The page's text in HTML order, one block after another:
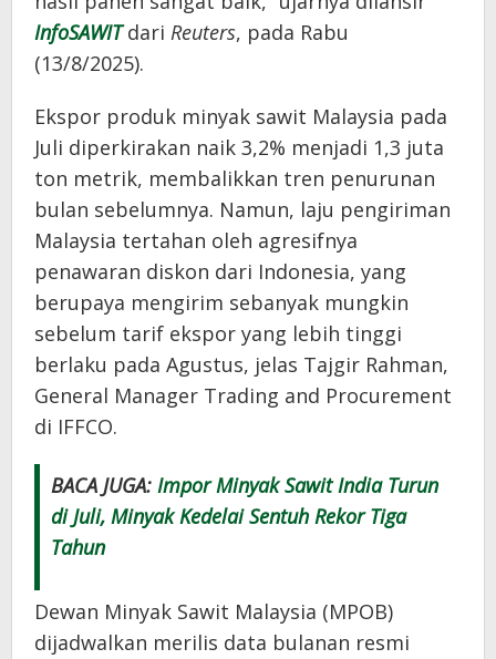
InfoSAWITdari Reuters, pada Rabu
(13/8/2025).
Ekspor produk minyak sawit Malaysia pada
Juli diperkirakan naik 3,2% menjadi 1,3 juta
ton metrik, membalikkan tren penurunan
bulan sebelumnya. Namun, laju pengiriman
Malaysia tertahan oleh agresifnya
penawaran diskon dari Indonesia, yang
berupaya mengirim sebanyak mungkin
sebelum tarif ekspor yang lebih tinggi
berlaku pada Agustus, jelas Tajgir Rahman,
General Manager Trading and Procurement
di IFFCO.
BACA JUGA: Impor Minyak Sawit India Turun
di Juli, Minyak Kedelai Sentuh Rekor Tiga
Tahun
Dewan Minyak Sawit Malaysia (MPOB)
dijadwalkan merilis data bulanan resmi